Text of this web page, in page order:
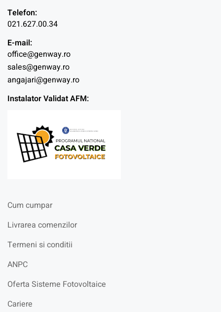
Telefon:
021.627.00.34
E-mail:
office@genway.ro
sales@genway.ro
angajari@genway.ro
Instalator Validat AFM:
Cum cumpar
Livrarea comenzilor
Termeni si conditii
ANPC
Oferta Sisteme Fotovoltaice
Cariere